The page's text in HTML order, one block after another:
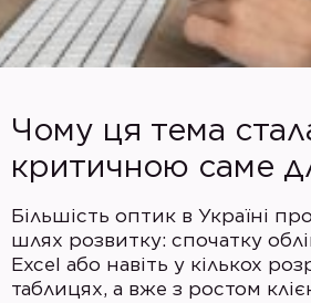
Чому ця тема
критичною саме
Більшість оптик в Україні
шлях розвитку: спочатку
Excel або навіть у кількох
таблицях, а вже з ростом